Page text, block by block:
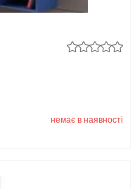
немає в наявності